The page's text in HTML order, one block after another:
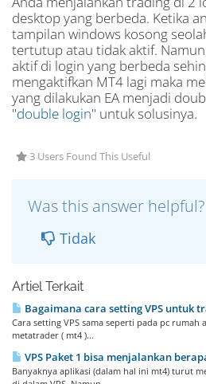
desktop yang berbeda. Ketika
tampilan windows kosong
tertutup atau tidak aktif.
aktif di login yang berbeda
mengaktifkan MT4 lagi maka
yang dilakukan EA menjadi
"double login" untuk solusinya.
3 Users Found This Useful
Was this answer helpful?
Tidak
Artiel Terkait
Bagaimana cara setting VPS untuk
Cara setting VPS sama seperti pada pc
metatrader ( mt4 )...
VPS Paket 1 bisa menjalankan
Banyaknya aplikasi (dalam hal ini mt4) turut